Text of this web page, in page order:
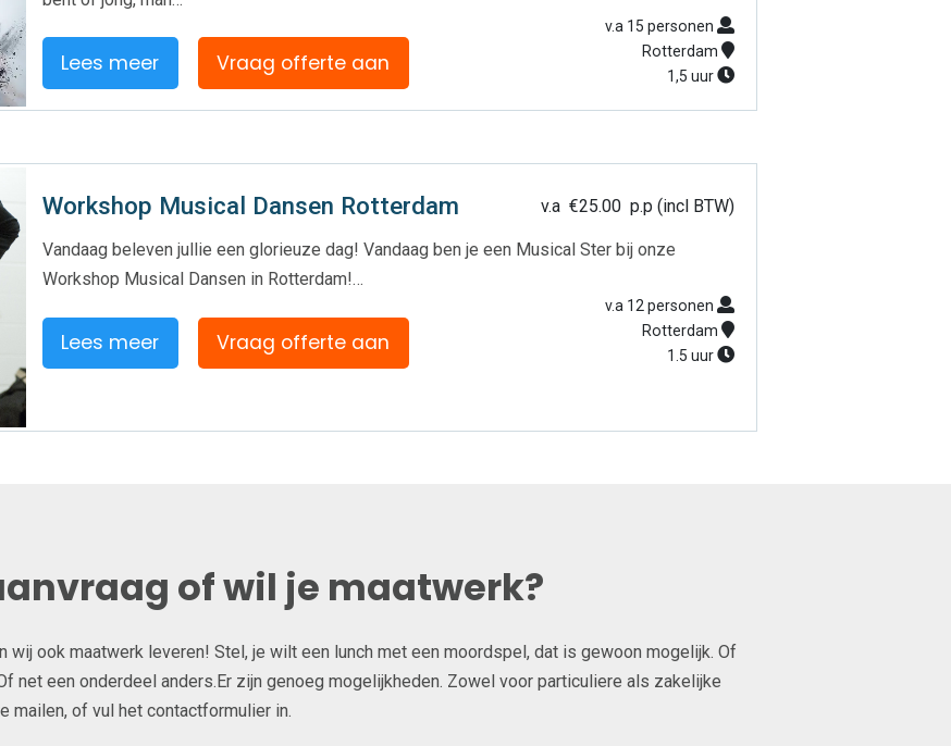
v.a 15 personen
Rotterdam
1,5 uur
Lees meer Vraag offerte aan
Workshop Musical Dansen Rotterdam v.a €25.00p.p (incl BTW)
Vandaag beleven jullie een glorieuze dag! Vandaag ben je een Musical Ster bij onze
Workshop Musical Dansen in Rotterdam!…
v.a 12 personen
Rotterdam
1.5 uur
Lees meer Vraag offerte aan
of wil je maatwerk?
wij ook maatwerk leveren! Stel, je wilt een lunch met een moordspel, dat is gewoon mogelijk. Of
net een onderdeel anders.Er zijn genoeg mogelijkheden. Zowel voor particuliere als zakelijke
mailen, of vul het contactformulier in.